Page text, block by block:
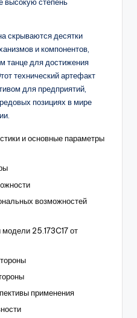
высокую степень
скрываются десятки
и компонентов,
танце для достижения
технический артефакт
для предприятий,
позициях в мире
и основные параметры
возможностей
25.173C17 от
применения